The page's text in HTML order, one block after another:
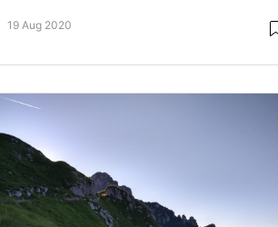
19 Aug 2020